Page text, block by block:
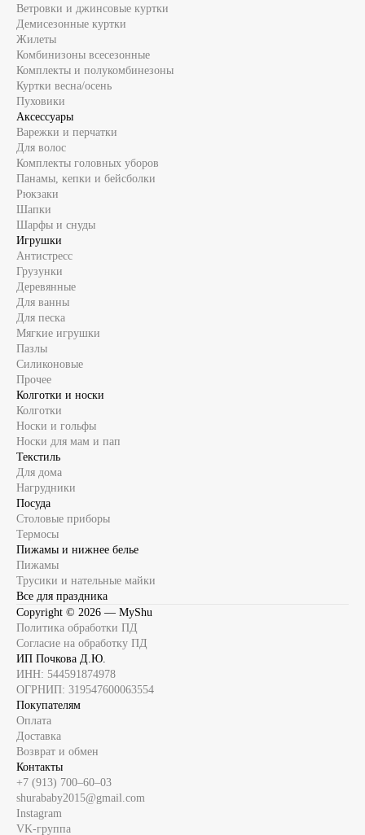
Ветровки и джинсовые куртки
Демисезонные куртки
Жилеты
Комбинизоны всесезонные
Комплекты и полукомбинезоны
Куртки весна/осень
Пуховики
Аксессуары
Варежки и перчатки
Для волос
Комплекты головных уборов
Панамы, кепки и бейсболки
Рюкзаки
Шапки
Шарфы и снуды
Игрушки
Антистресс
Грузунки
Деревянные
Для ванны
Для песка
Мягкие игрушки
Пазлы
Силиконовые
Прочее
Колготки и носки
Колготки
Носки и гольфы
Носки для мам и пап
Текстиль
Для дома
Нагрудники
Посуда
Столовые приборы
Термосы
Пижамы и нижнее белье
Пижамы
Трусики и нательные майки
Все для праздника
Copyright © 2026 — MyShu
Политика обработки ПД
Согласие на обработку ПД
ИП Почкова Д.Ю.
ИНН: 544591874978
ОГРНИП: 319547600063554
Покупателям
Оплата
Доставка
Возврат и обмен
Контакты
+7 (913) 700‒60‒03
shurababy2015@gmail.com
Instagram
VK-группа